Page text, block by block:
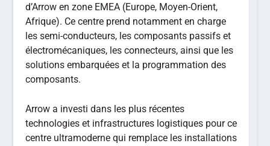
d’Arrow en zone EMEA (Europe, Moyen-Orient,
Afrique). Ce centre prend notamment en charge
les semi-conducteurs, les composants passifs et
électromécaniques, les connecteurs, ainsi que les
solutions embarquées et la programmation des
composants.
Arrow a investi dans les plus récentes
technologies et infrastructures logistiques pour ce
centre ultramoderne qui remplace les installations